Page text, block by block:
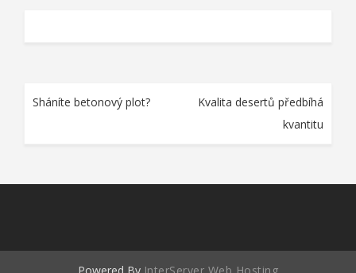
Navigace
Sháníte betonový plot?
Kvalita desertů předbíhá
kvantitu